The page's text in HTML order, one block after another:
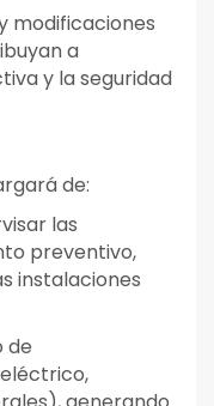
modificaciones
a
y la seguridad
de:
las
preventivo,
instalaciones
de